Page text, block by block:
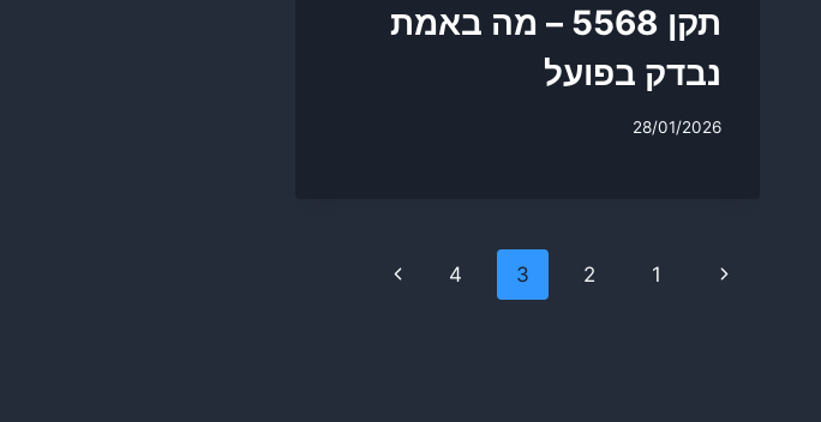
תקן 5568 – מה באמת
נבדק בפועל
28/01/2026
Page
Previous
1
2
3
4
Next